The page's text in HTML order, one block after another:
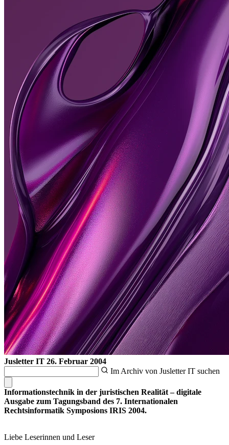
Jusletter IT 26. Februar 2004
Im Archiv von Jusletter IT suchen
Informationstechnik in der juristischen Realität – digitale
Ausgabe zum Tagungsband des 7. Internationalen
Rechtsinformatik Symposions IRIS 2004.
Liebe Leserinnen und Leser